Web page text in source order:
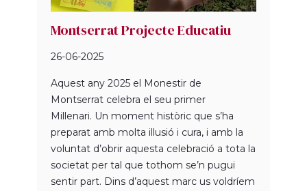
Montserrat Projecte Educatiu
26-06-2025
Aquest any 2025 el Monestir de
Montserrat celebra el seu primer
Mil·lenari. Un moment històric que s’ha
preparat amb molta il·lusió i cura, i amb la
voluntat d’obrir aquesta celebració a tota la
societat per tal que tothom se’n pugui
sentir part. Dins d’aquest marc us voldríem